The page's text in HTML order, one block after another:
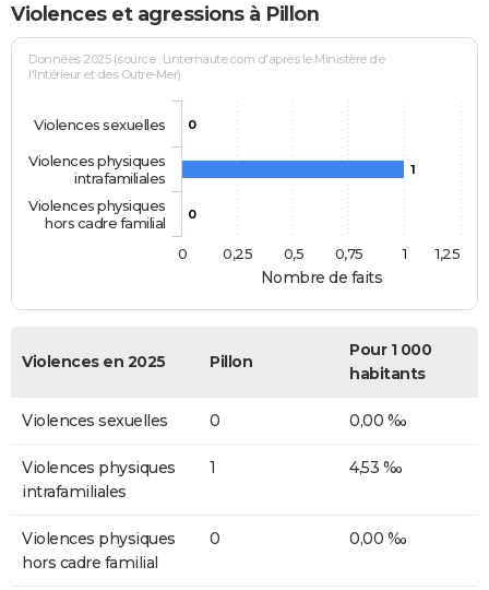
Violences et agressions à Pillon
Nombre de faits
Données 2025 (source : Linternaute.com d'après le Ministère de
l'Intérieur et des Outre-Mer)
0
1
0
Violences sexuelles
Violences physiques
intrafamiliales
Violences physiques
hors cadre familial
0
1
0,25 0,5 0,75 1,25
Violences en 2025 Pillon
Pour 1 000
habitants
Violences sexuelles 0 0,00 ‰
Violences physiques
intrafamiliales
1 4,53 ‰
Violences physiques
hors cadre familial
0 0,00 ‰